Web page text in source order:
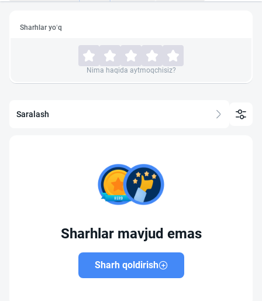
Sharhlar yo‘q
Nima haqida aytmoqchisiz?
Saralash
Sharhlar mavjud emas
Sharh qoldirish